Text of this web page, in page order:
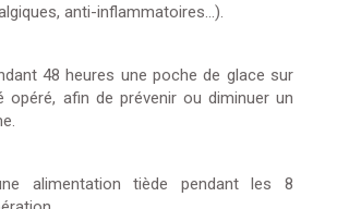
anti-inflammatoires…).
48 heures une poche de glace sur
opéré, afin de prévenir ou diminuer un
alimentation tiède pendant les 8